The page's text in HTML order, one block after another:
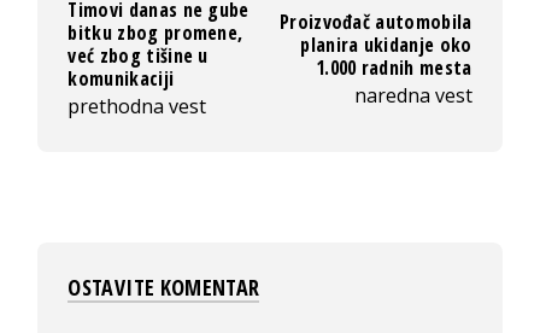
Timovi danas ne gube
bitku zbog promene,
već zbog tišine u
komunikaciji
prethodna vest
Proizvođač automobila
planira ukidanje oko
1.000 radnih mesta
naredna vest
OSTAVITE KOMENTAR